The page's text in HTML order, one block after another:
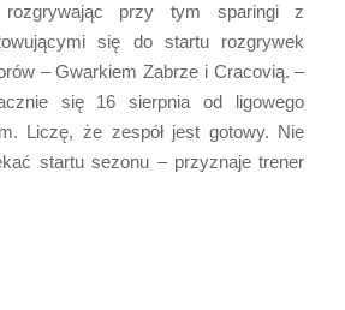
rozgrywając przy tym sparingi z
się do startu rozgrywek
– Gwarkiem Zabrze i Cracovią. –
się 16 sierpnia od ligowego
Liczę, że zespół jest gotowy. Nie
startu sezonu – przyznaje trener